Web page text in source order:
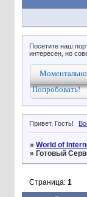
Посетите наш
интересен, но
Попробовать!
Привет, Гость!
» World of
» Готовый
Страница: 1